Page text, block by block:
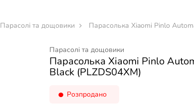
Парасолі та дощовики Парасолька Xiaomi Pinlo
Парасолі та дощовики
Парасолька Xiaomi Pinlo
Black (PLZDS04XM)
Розпродано